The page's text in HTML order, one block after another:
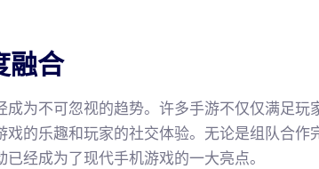
融合
为不可忽视的趋势。许多手游不仅仅满足玩
的乐趣和玩家的社交体验。无论是组队合作
经成为了现代手机游戏的一大亮点。